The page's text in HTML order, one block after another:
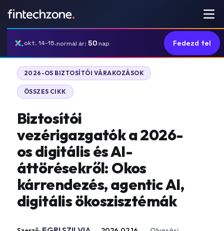
okt. 14-15.normál ár: 50nap Fedezd fel
2026-OS BIZTOSÍTÓI VÁRAKOZÁSOK
ÖSSZES CIKK
Biztosítói
vezérigazgatók a 2026-
os digitális és AI-
áttörésekről: Okos
kárrendezés, agentic AI,
digitális ökoszisztémák